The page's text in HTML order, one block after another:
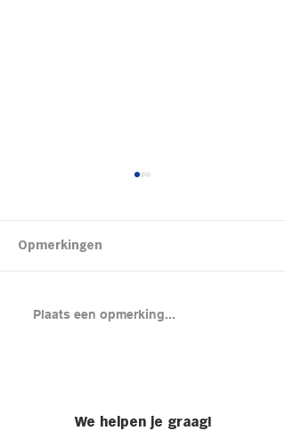
Kipsalon
Opmerkingen
Plaats een opmerking...
We helpen je graag!